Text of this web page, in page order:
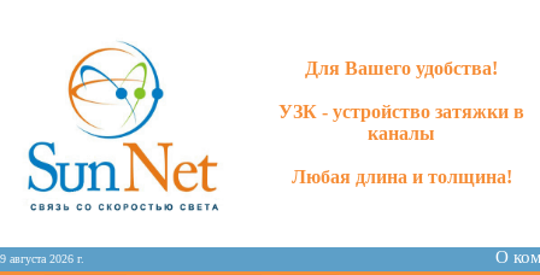
Для Вашего удобства!
УЗК - устройство затяжки в
каналы
Любая длина и толщина!
9 августа 2026 г. О